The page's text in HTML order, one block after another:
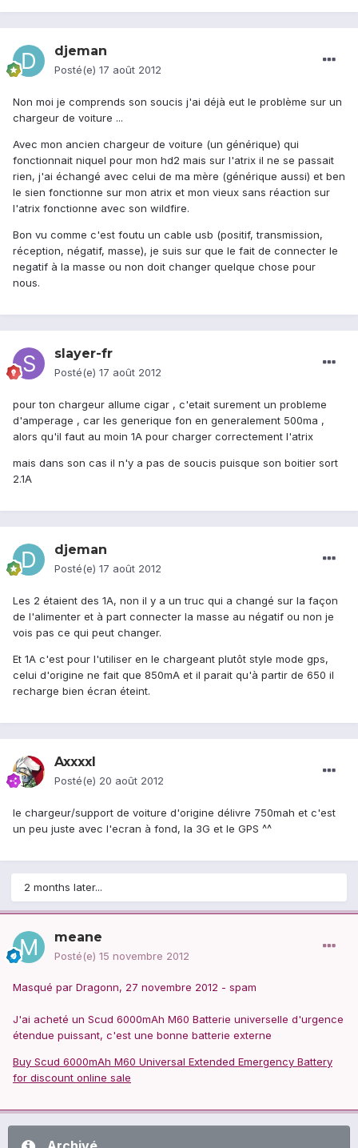
djeman
Posté(e) 17 août 2012
Non moi je comprends son soucis j'ai déjà eut le problème sur un
chargeur de voiture ...
Avec mon ancien chargeur de voiture (un générique) qui
fonctionnait niquel pour mon hd2 mais sur l'atrix il ne se passait
rien, j'ai échangé avec celui de ma mère (générique aussi) et ben
le sien fonctionne sur mon atrix et mon vieux sans réaction sur
l'atrix fonctionne avec son wildfire.
Bon vu comme c'est foutu un cable usb (positif, transmission,
réception, négatif, masse), je suis sur que le fait de connecter le
negatif à la masse ou non doit changer quelque chose pour
nous.
slayer-fr
Posté(e) 17 août 2012
pour ton chargeur allume cigar , c'etait surement un probleme
d'amperage , car les generique fon en generalement 500ma ,
alors qu'il faut au moin 1A pour charger correctement l'atrix
mais dans son cas il n'y a pas de soucis puisque son boitier sort
2.1A
djeman
Posté(e) 17 août 2012
Les 2 étaient des 1A, non il y a un truc qui a changé sur la façon
de l'alimenter et à part connecter la masse au négatif ou non je
vois pas ce qui peut changer.
Et 1A c'est pour l'utiliser en le chargeant plutôt style mode gps,
celui d'origine ne fait que 850mA et il parait qu'à partir de 650 il
recharge bien écran éteint.
Axxxxl
Posté(e) 20 août 2012
le chargeur/support de voiture d'origine délivre 750mah et c'est
un peu juste avec l'ecran à fond, la 3G et le GPS ^^
2 months later...
meane
Posté(e) 15 novembre 2012
Masqué par Dragonn, 27 novembre 2012 - spam
J'ai acheté un Scud 6000mAh M60 Batterie universelle d'urgence
étendue puissant, c'est une bonne batterie externe
Buy Scud 6000mAh M60 Universal Extended Emergency Battery
for discount online sale